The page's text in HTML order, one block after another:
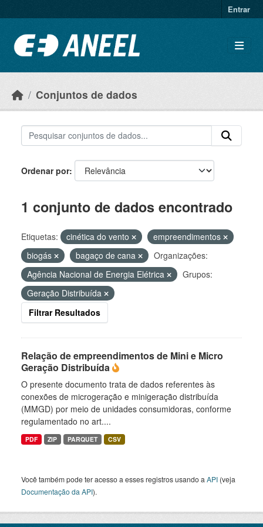
Entrar
Conjuntos de dados
Ordenar por
1 conjunto de dados encontrado
Etiquetas: cinética do vento
empreendimentos
biogás
bagaço de cana
Organizações:
Agência Nacional de Energia Elétrica
Grupos:
Geração Distribuída
Filtrar Resultados
Relação de empreendimentos de Mini e Micro
Geração Distribuída
O presente documento trata de dados referentes às
conexões de microgeração e minigeração distribuída
(MMGD) por meio de unidades consumidoras, conforme
regulamentado no art....
PDF ZIP PARQUET CSV
Você também pode ter acesso a esses registros usando a API (veja
Documentação da API).